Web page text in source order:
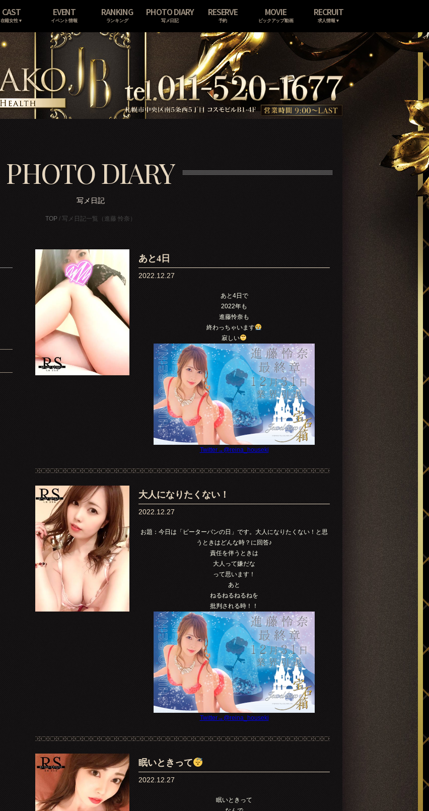
CAST
在籍女性▼
EVENT
イベント情報
RANKING
ランキング
PHOTO DIARY
写メ日記
RESERVE
予約
MOVIE
ピックアップ動画
RECRUIT
求人情報▼
PHOTO DIARY
写メ日記
TOP / 写メ日記一覧（進藤 怜奈）
あと4日
2022.12.27
あと4日で
2022年も
進藤怜奈も
終わっちゃいます
寂しい
Twitter→@reina_houseki
大人になりたくない！
2022.12.27
お題：今日は「ピーターパンの日」です。大人になりたくない！と思
うときはどんな時？に回答♪
責任を伴うときは
大人って嫌だな
って思います！
あと
ねるねるねるねを
批判される時！！
Twitter→@reina_houseki
眠いときって
2022.12.27
眠いときって